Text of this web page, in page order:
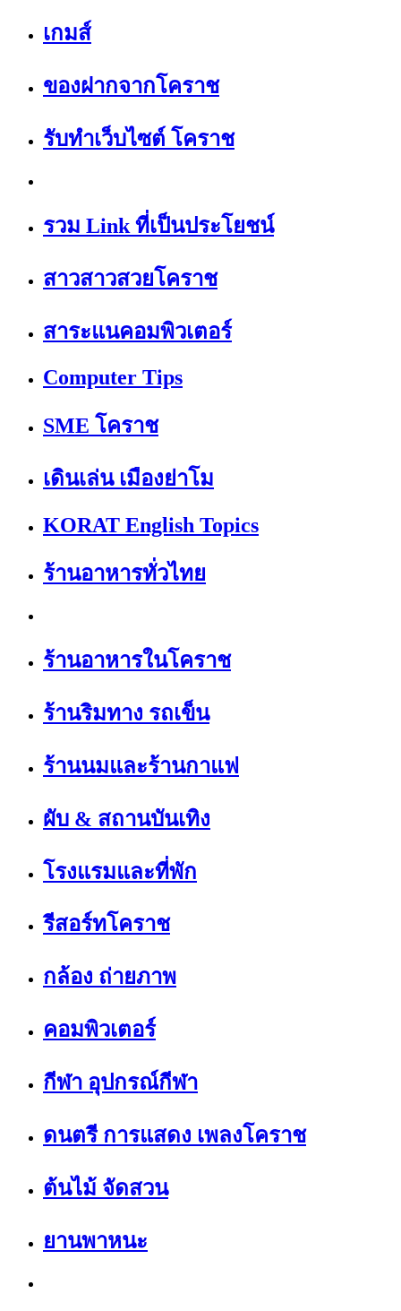
เกมส์
ของฝากจากโคราช
รับทำเว็บไซต์ โคราช
รวม Link ที่เป็นประโยชน์
สาวสาวสวยโคราช
สาระแนคอมพิวเตอร์
Computer Tips
SME โคราช
เดินเล่น เมืองย่าโม
KORAT English Topics
ร้านอาหารทั่วไทย
ร้านอาหารในโคราช
ร้านริมทาง รถเข็น
ร้านนมและร้านกาแฟ
ผับ & สถานบันเทิง
โรงแรมและที่พัก
รีสอร์ทโคราช
กล้อง ถ่ายภาพ
คอมพิวเตอร์
กีฬา อุปกรณ์กีฬา
ดนตรี การแสดง เพลงโคราช
ต้นไม้ จัดสวน
ยานพาหนะ